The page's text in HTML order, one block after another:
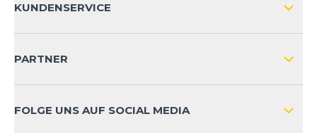
KUNDENSERVICE
PARTNER
FOLGE UNS AUF SOCIAL MEDIA